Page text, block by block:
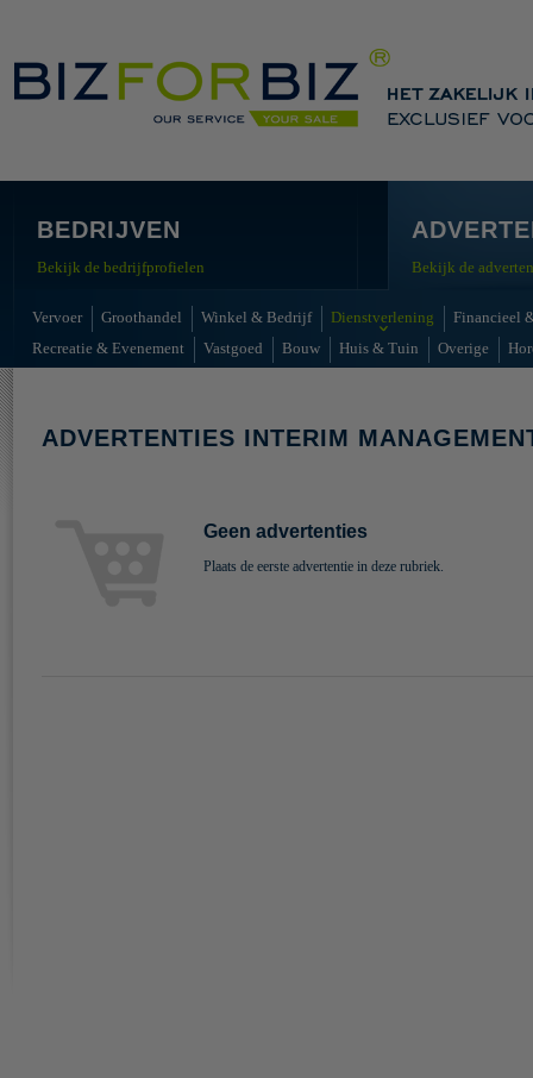
BEDRIJVEN
Bekijk de bedrijfprofielen Bekijk de
Vervoer Groothandel Winkel & Bedrijf Dienstverlening
Financieel
Recreatie & Evenement
Vastgoed Bouw Huis & Tuin Overige
ADVERTENTIES INTERIM
Geen advertenties
Plaats de eerste advertentie in deze rubriek.